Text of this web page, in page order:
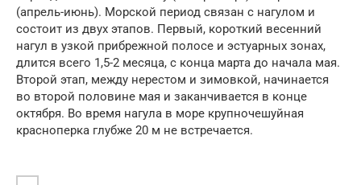
(апрель-июнь). Морской период связан с нагулом и
состоит из двух этапов. Первый, короткий весенний
нагул в узкой прибрежной полосе и эстуарных зонах,
длится всего 1,5-2 месяца, с конца марта до начала мая.
Второй этап, между нерестом и зимовкой, начинается
во второй половине мая и заканчивается в конце
октября. Во время нагула в море крупночешуйная
красноперка глубже 20 м не встречается.